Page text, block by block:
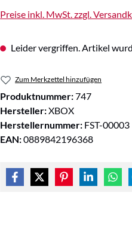
Preise inkl. MwSt. zzgl.
Leider vergriffen. Artikel
Zum Merkzettel hinzufügen
Produktnummer:747
Hersteller:XBOX
Herstellernummer: FST-00003
EAN:0889842196368